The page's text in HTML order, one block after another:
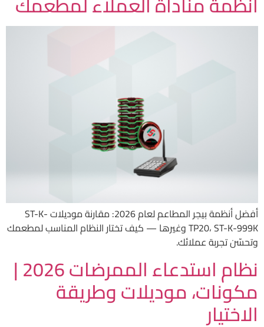
أفضل أنظمة بيجر المطاعم لعام 2026: مقارنة موديلات ST-K-
TP20، ST-K-999K وغيرها — كيف تختار النظام المناسب لمطعمك
وتحسّن تجربة عملائك.
نظام استدعاء الممرضات 2026 |
مكونات، موديلات وطريقة
الاختيار